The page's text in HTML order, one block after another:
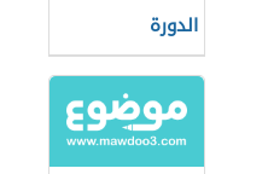
الدورة